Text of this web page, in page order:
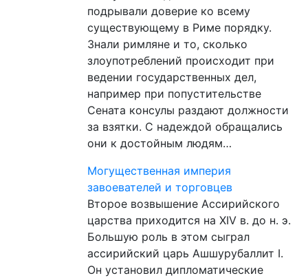
подрывали доверие ко всему
существующему в Риме порядку.
Знали римляне и то, сколько
злоупотреблений происходит при
ведении государственных дел,
например при попустительстве
Сената консулы раздают должности
за взятки. С надеждой обращались
они к достойным людям…
Могущественная империя
завоевателей и торговцев
Второе возвышение Ассирийского
царства приходится на XIV в. до н. э.
Большую роль в этом сыграл
ассирийский царь Ашшурубаллит I.
Он установил дипломатические